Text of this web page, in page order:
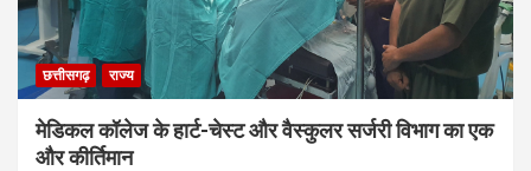
छत्तीसगढ़ राज्य
मेडिकल कॉलेज के हार्ट-चेस्ट और वैस्कुलर सर्जरी विभाग का एक
और कीर्तिमान